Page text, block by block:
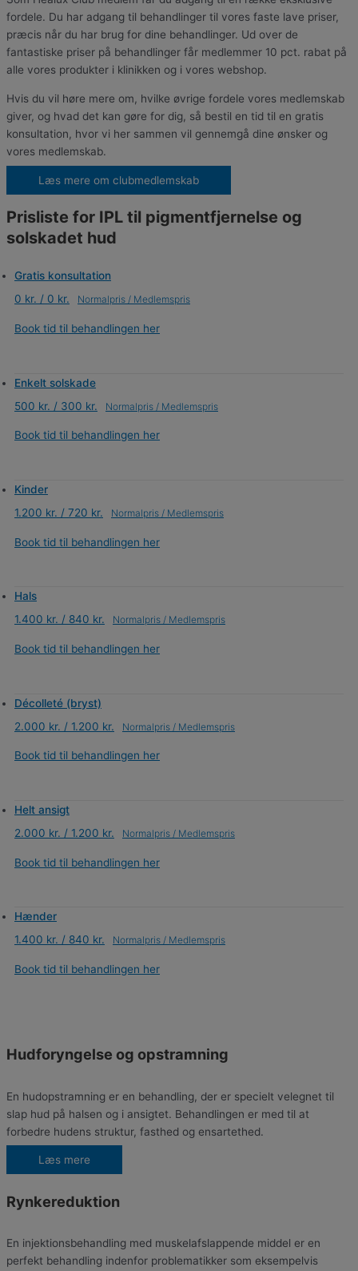
fordele. Du har adgang til behandlinger til vores faste lave priser,
præcis når du har brug for dine behandlinger. Ud over de
fantastiske priser på behandlinger får medlemmer 10 pct. rabat på
alle vores produkter i klinikken og i vores webshop.
Hvis du vil høre mere om, hvilke øvrige fordele vores medlemskab
giver, og hvad det kan gøre for dig, så bestil en tid til en gratis
konsultation, hvor vi her sammen vil gennemgå dine ønsker og
vores medlemskab.
Læs mere om clubmedlemskab
Prisliste for IPL til pigmentfjernelse og
solskadet hud​
Gratis konsultation
0 kr. / 0 kr.
Book tid til behandlingen her
Enkelt solskade
500 kr. / 300 kr.
Book tid til behandlingen her
Kinder
1.200 kr. / 720 kr.
Book tid til behandlingen her
Hals
1.400 kr. / 840 kr.
Book tid til behandlingen her
Décolleté (bryst)
2.000 kr. / 1.200 kr.
Book tid til behandlingen her
Helt ansigt
2.000 kr. / 1.200 kr.
Book tid til behandlingen her
Hænder
1.400 kr. / 840 kr.
Book tid til behandlingen her
Hudforyngelse og opstramning
En hudopstramning er en behandling, der er specielt velegnet til
slap hud på halsen og i ansigtet. Behandlingen er med til at
forbedre hudens struktur, fasthed og ensartethed.
Læs mere
Rynkereduktion
En injektionsbehandling med muskelafslappende middel er en
perfekt behandling indenfor problematikker som eksempelvis